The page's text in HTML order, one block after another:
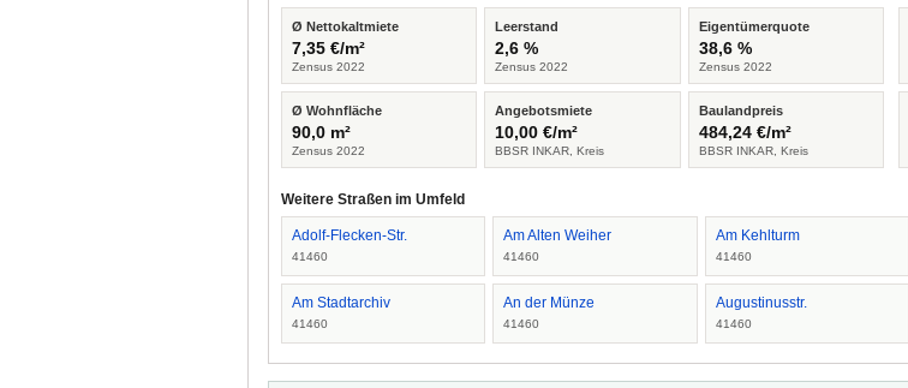
Ø Nettokaltmiete
7,35 €/m²
Zensus 2022
Leerstand
2,6 %
Zensus 2022
Eigentümerquote
38,6 %
Zensus 2022
Ø Wohnfläche
90,0 m²
Zensus 2022
Angebotsmiete
10,00 €/m²
BBSR INKAR, Kreis
Baulandpreis
484,24 €/m²
BBSR INKAR, Kreis
Weitere Straßen im Umfeld
Adolf-Flecken-Str.
41460
Am Alten Weiher
41460
Am Kehlturm
41460
Am Stadtarchiv
41460
An der Münze
41460
Augustinusstr.
41460